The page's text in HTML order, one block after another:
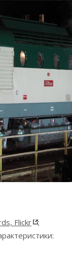
Flickr
;